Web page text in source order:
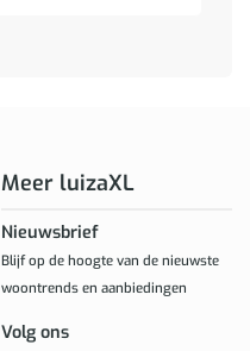
Meer luizaXL
Nieuwsbrief
Blijf op de hoogte van de nieuwste
woontrends en aanbiedingen
Volg ons